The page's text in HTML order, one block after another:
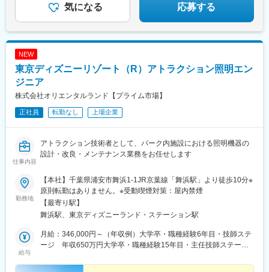
策あり 気になる 応募する
NEW
東京ディズニーリゾート（R）アトラクション照明エン
ジニア
株式会社オリエンタルランド【プライム市場】
正社員 転勤なし 上場企業
仕事内容
アトラクション技術者として、パーク内施設における照明機器の
設計・改良・メンテナンス業務をお任せします
勤務地
【本社】千葉県浦安市舞浜1-1JR京葉線「舞浜駅」より徒歩10分※
原則転勤はありません。※受動喫煙対策：屋内禁煙
【最寄り駅】
舞浜駅、東京ディズニーランド・ステーション駅
給与
月給：346,000円～（年収例）大学卒・職種経験6年目・技師ステ
ージ 年収650万円大学卒・職種経験15年目・主任技師ステー
ございません）※経験・年齢・能力を考慮の上、当社規定により決